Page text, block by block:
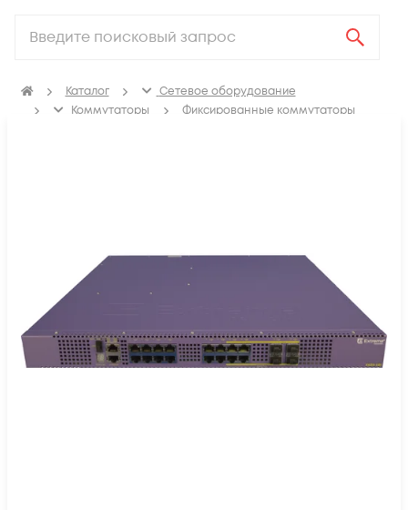
Каталог
Сетевое оборудование
Коммутаторы
Фиксированные коммутаторы